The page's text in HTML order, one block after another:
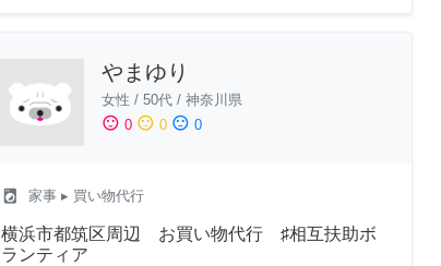
やまゆり
女性 / 50代 / 神奈川県
sentiment_satisfied 0 sentiment_neutral 0 sentiment_dissatisfied 0
local_laundry_service 家事 ▸ 買い物代行
横浜市都筑区周辺 お買い物代行 ♯相互扶助ボ
ランティア